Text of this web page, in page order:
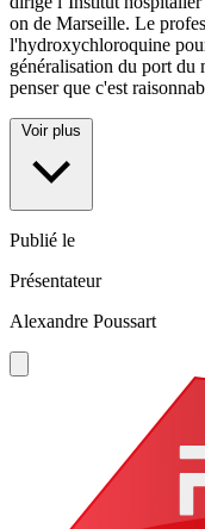
on de Marseille. Le
l'hydroxychloroquine
généralisation du port du
penser que c'est
Voir plus
Publié le
Présentateur
Alexandre Poussart